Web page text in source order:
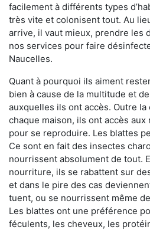
facilement à différents types
très vite et colonisent tout. Au
arrive, il vaut mieux, prendre les
nos services pour faire
Naucelles.
Quant à pourquoi ils aiment
bien à cause de la multitude et
auxquelles ils ont accès. Outre la
chaque maison, ils ont accès
pour se reproduire. Les blattes
Ce sont en fait des insectes
nourrissent absolument de tout.
nourriture, ils se rabattent sur
et dans le pire des cas
tuent, ou se nourrissent même
Les blattes ont une préférence
féculents, les cheveux, les